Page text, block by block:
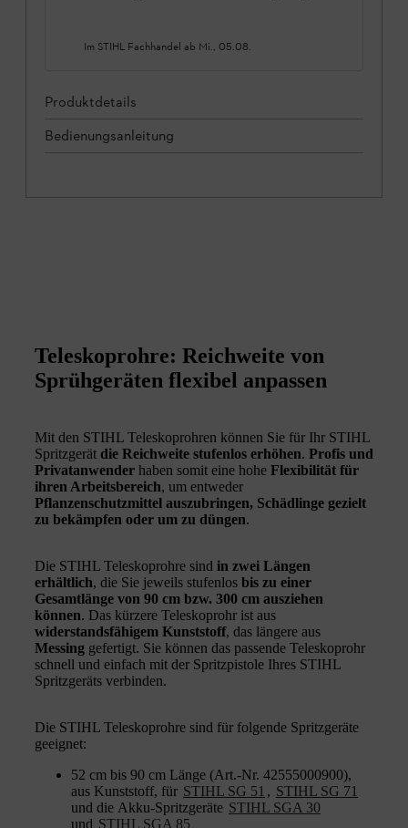
Im STIHL Fachhandel ab Mi., 05.08.
Produktdetails
Bedienungsanleitung
Teleskoprohre: Reichweite von
Sprühgeräten flexibel anpassen
Mit den STIHL Teleskoprohren können Sie für Ihr STIHL
Spritzgerät die Reichweite stufenlos erhöhen. Profis und
Privatanwender haben somit eine hohe Flexibilität für
ihren Arbeitsbereich, um entweder
Pflanzenschutzmittel auszubringen, Schädlinge gezielt
zu bekämpfen oder um zu düngen.
Die STIHL Teleskoprohre sind in zwei Längen
erhältlich, die Sie jeweils stufenlos bis zu einer
Gesamtlänge von 90 cm bzw. 300 cm ausziehen
können. Das kürzere Teleskoprohr ist aus
widerstandsfähigem Kunststoff, das längere aus
Messing gefertigt. Sie können das passende Teleskoprohr
schnell und einfach mit der Spritzpistole Ihres STIHL
Spritzgeräts verbinden.
Die STIHL Teleskoprohre sind für folgende Spritzgeräte
geeignet:
52 cm bis 90 cm Länge (Art.-Nr. 42555000900),
aus Kunststoff, für STIHL SG 51 , STIHL SG 71
und die Akku-Spritzgeräte STIHL SGA 30
und STIHL SGA 85